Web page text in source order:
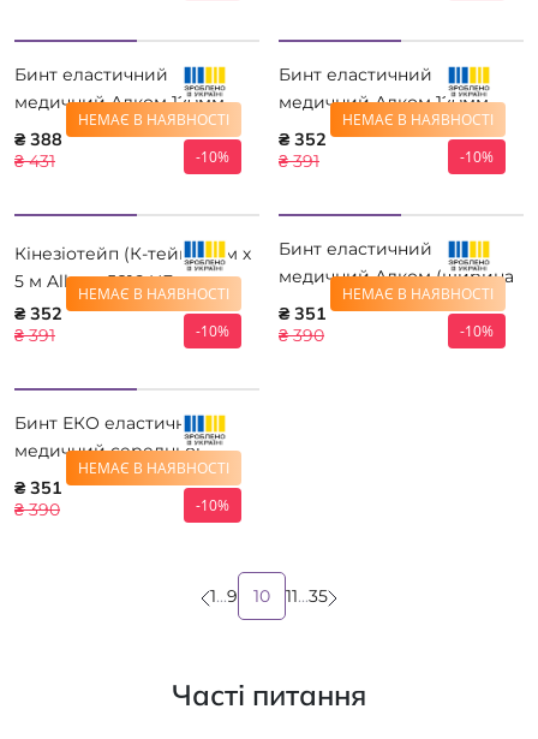
НЕМАЄ В НАЯВНОСТІ
-10%
Бинт еластичний
медичний Алком 120мм
8,0м
₴ 388
₴ 431
НЕМАЄ В НАЯВНОСТІ
-10%
Бинт еластичний
медичний Алком 120мм
5,0м
₴ 352
₴ 391
НЕМАЄ В НАЯВНОСТІ
-10%
Кінезіотейп (К-тейп) 5 см х
5 м Alkom 5816 HF
₴ 352
₴ 391
НЕМАЄ В НАЯВНОСТІ
-10%
Бинт еластичний
медичний Алком (ширина
8,0 см) 8,0м
₴ 351
₴ 390
НЕМАЄ В НАЯВНОСТІ
-10%
Бинт ЕКО еластичний
медичний середньої
розтяжності 8 см * 8 м
₴ 351
₴ 390
1...9 10 11...35
Часті питання